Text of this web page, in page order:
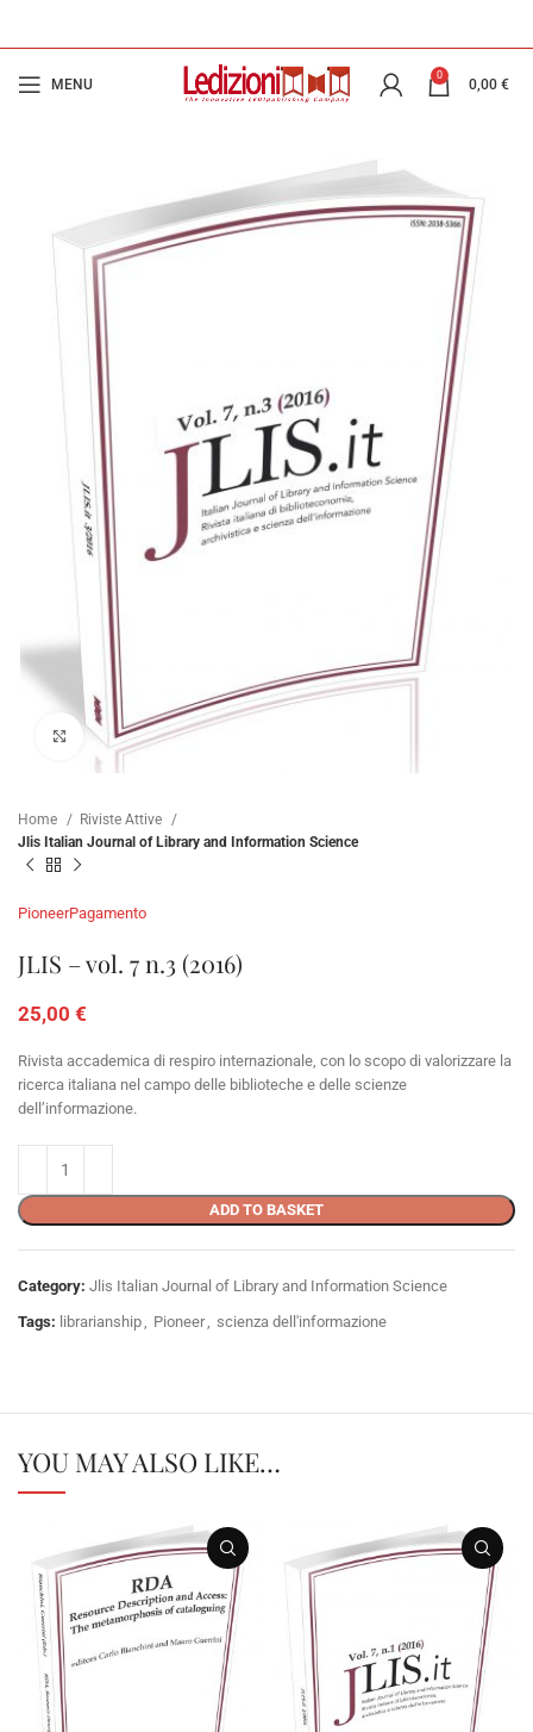
MENU
0
0,00 €
Click to enlarge
Home
Riviste Attive
Jlis Italian Journal of Library and Information Science
PioneerPagamento
JLIS – vol. 7 n.3 (2016)
25,00 €
Rivista accademica di respiro internazionale, con lo scopo di valorizzare la
ricerca italiana nel campo delle biblioteche e delle scienze
dell’informazione.
ADD TO BASKET
Category: Jlis Italian Journal of Library and Information Science
Tags: librarianship, Pioneer, scienza dell'informazione
YOU MAY ALSO LIKE…